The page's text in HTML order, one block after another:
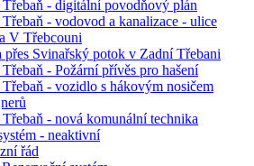
Třebaň - digitální povodňový plán
- vodovod a kanalizace - ulice
V Třebcouni
přes Svinařský potok v Zadní Třebani
- Požární přívěs pro hašení
- vozidlo s hákovým nosičem
- nová komunální technika
- neaktivní
řád